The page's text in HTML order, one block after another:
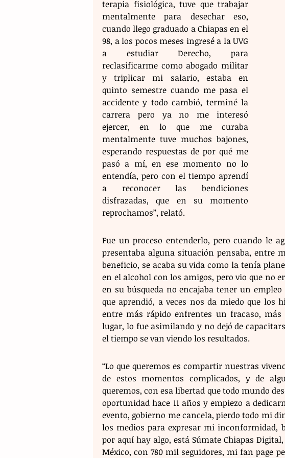
terapia fisiológica, tuve que trabajar
mentalmente para desechar eso,
cuando llego graduado a Chiapas en el
98, a los pocos meses ingresé a la UVG
a estudiar Derecho, para
reclasificarme como abogado militar
y triplicar mi salario, estaba en
quinto semestre cuando me pasa el
accidente y todo cambió, terminé la
carrera pero ya no me interesó
ejercer, en lo que me curaba
mentalmente tuve muchos bajones,
esperando respuestas de por qué me
pasó a mí, en ese momento no lo
entendía, pero con el tiempo aprendí
a reconocer las bendiciones
disfrazadas, que en su momento
reprochamos”, relató.
Fue un proceso entenderlo, pero cuando le
presentaba alguna situación pensaba, entre
beneficio, se acaba su vida como la tenía
en el alcohol con los amigos, pero vio que no
en su búsqueda no encajaba tener un
que aprendió, a veces nos da miedo que los
entre más rápido enfrentes un fracaso,
lugar, lo fue asimilando y no dejó de
el tiempo se van viendo los resultados.
“Lo que queremos es compartir nuestras
de estos momentos complicados, y de
queremos, con esa libertad que todo mundo
oportunidad hace 11 años y empiezo a
evento, gobierno me cancela, pierdo todo mi
los medios para expresar mi inconformidad,
por aquí hay algo, está Súmate Chiapas
México, con 780 mil seguidores, mi fan page